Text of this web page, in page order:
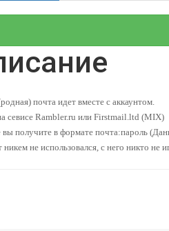
почта идет вместе с аккаунтом.
севисе Rambler.ru или Firstmail.ltd (MIX)
получите в формате почта:пароль
никем не использовался, с него никто не